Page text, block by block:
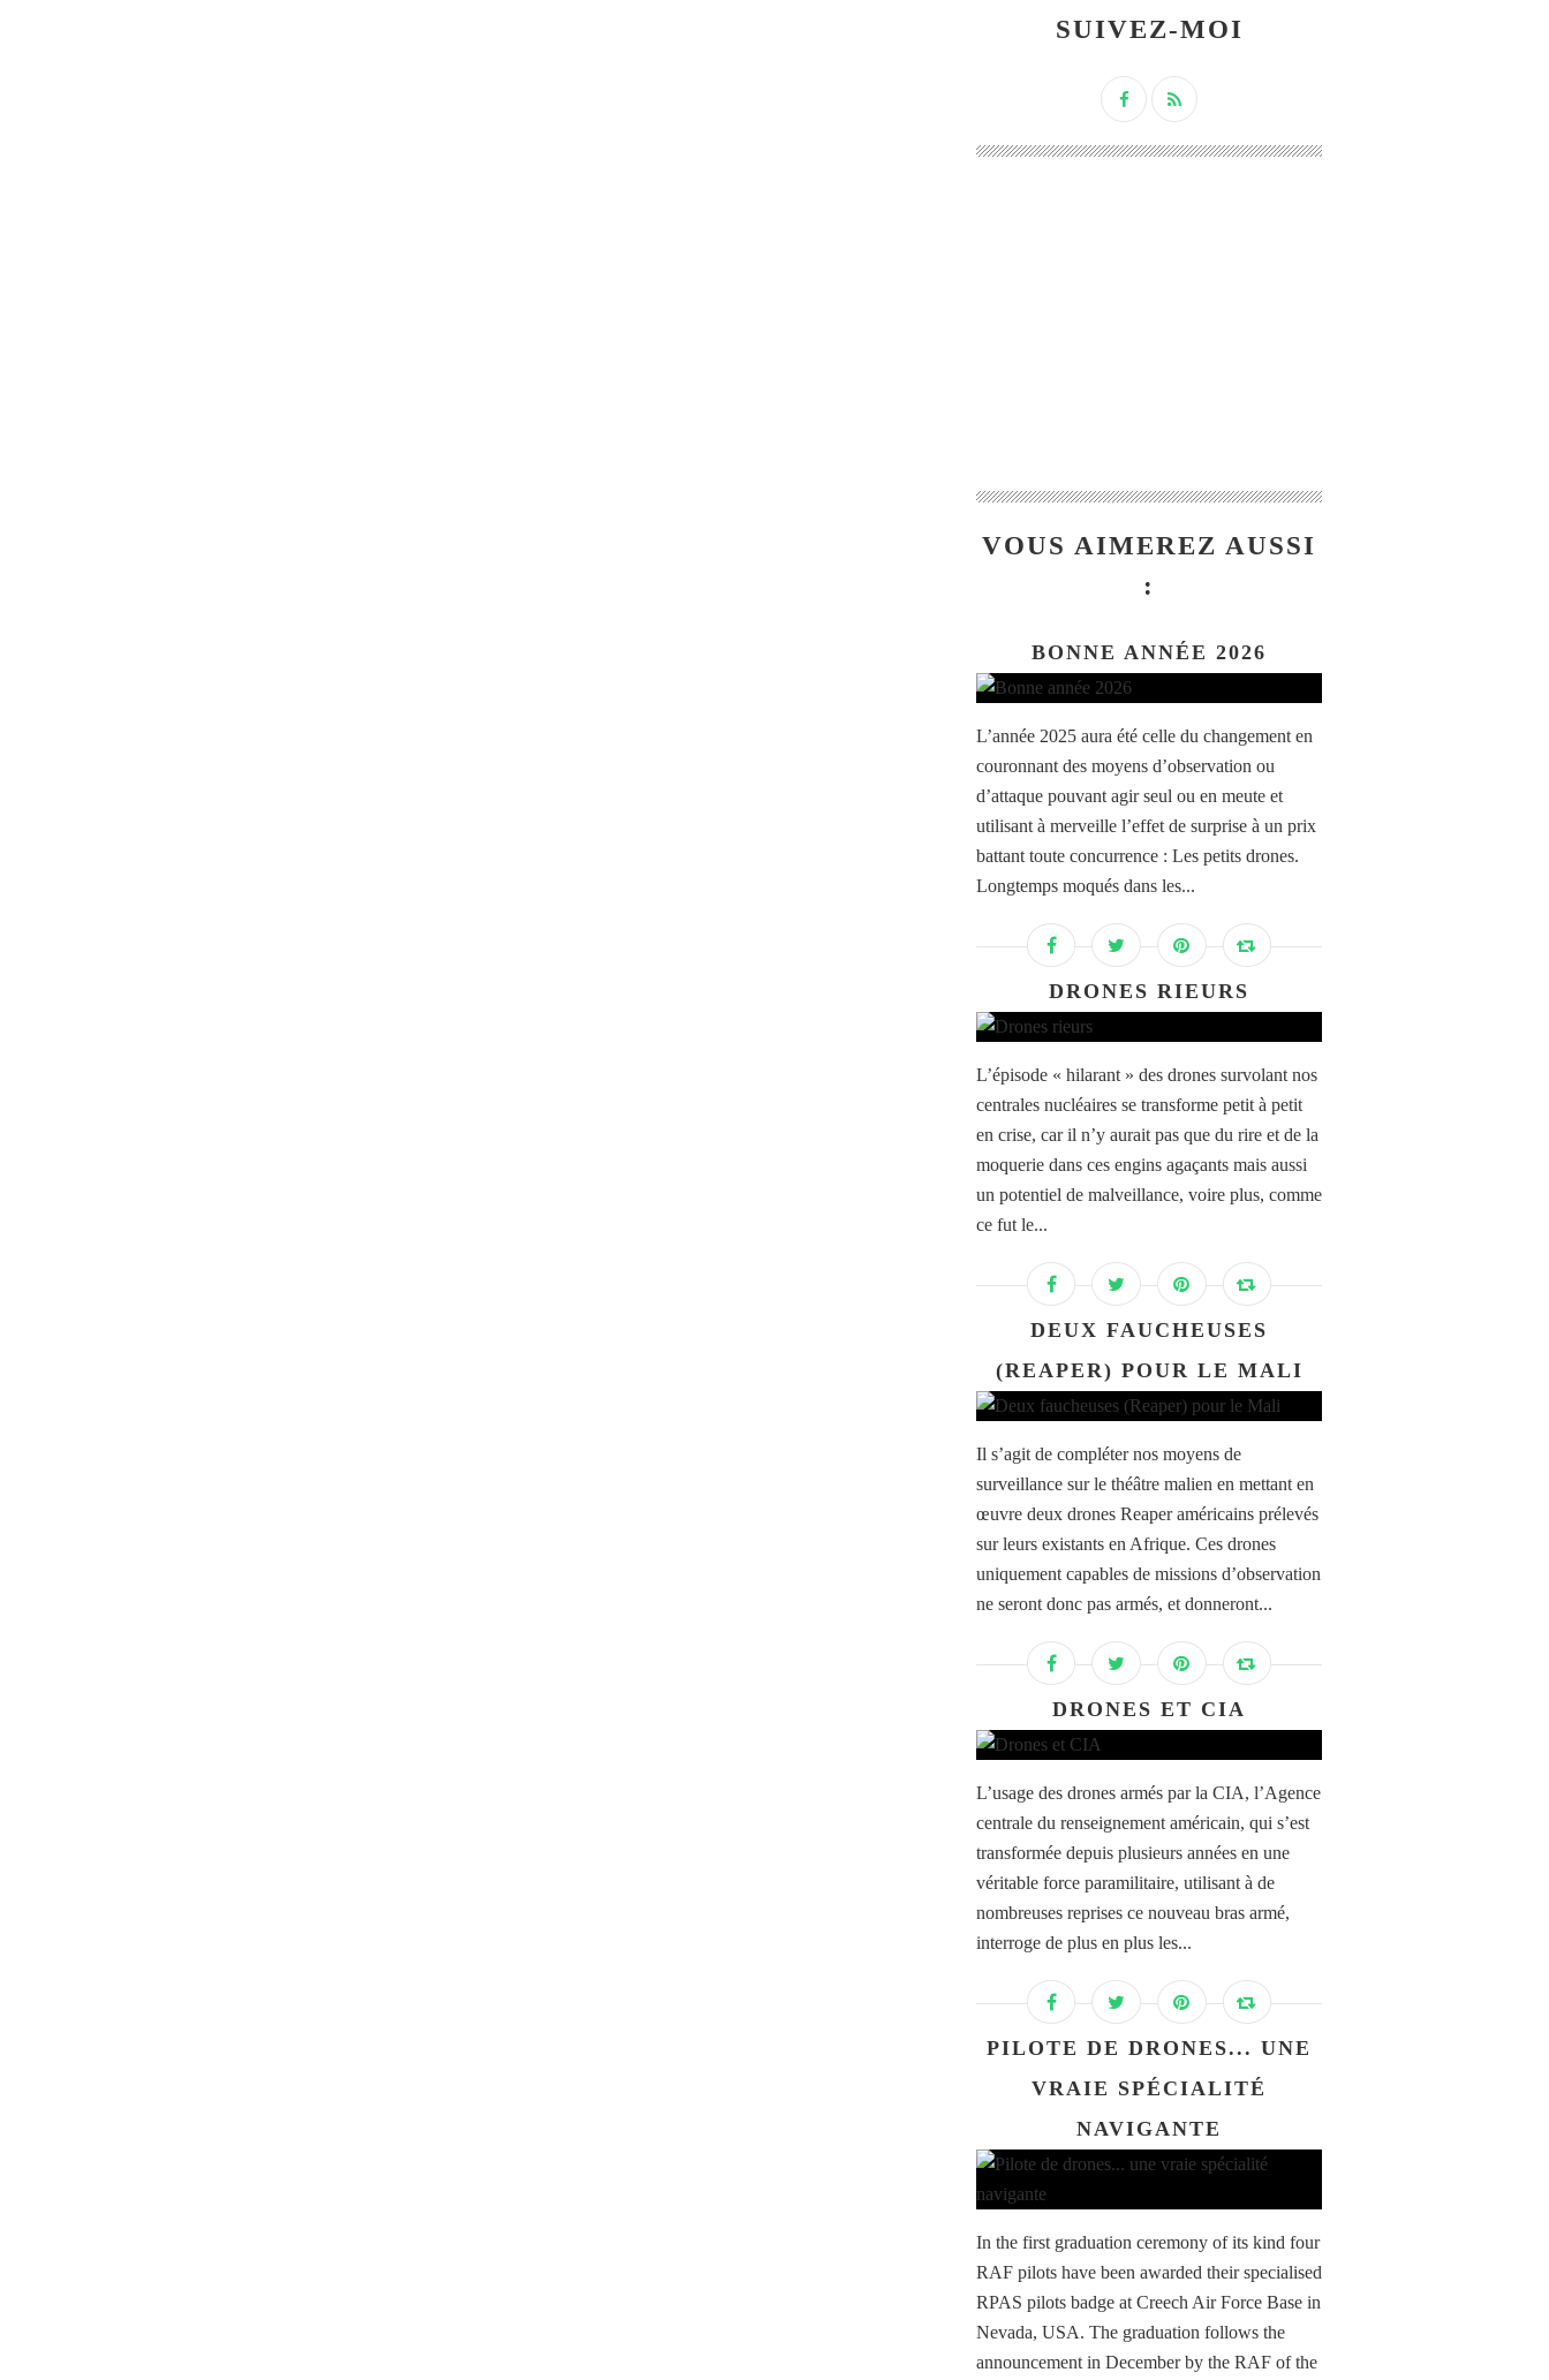
SUIVEZ-MOI
VOUS AIMEREZ AUSSI
:
BONNE ANNÉE 2026
L’année 2025 aura été celle du changement en
couronnant des moyens d’observation ou
d’attaque pouvant agir seul ou en meute et
utilisant à merveille l’effet de surprise à un prix
battant toute concurrence : Les petits drones.
Longtemps moqués dans les...
DRONES RIEURS
L’épisode « hilarant » des drones survolant nos
centrales nucléaires se transforme petit à petit
en crise, car il n’y aurait pas que du rire et de la
moquerie dans ces engins agaçants mais aussi
un potentiel de malveillance, voire plus, comme
ce fut le...
DEUX FAUCHEUSES
(REAPER) POUR LE MALI
Il s’agit de compléter nos moyens de
surveillance sur le théâtre malien en mettant en
œuvre deux drones Reaper américains prélevés
sur leurs existants en Afrique. Ces drones
uniquement capables de missions d’observation
ne seront donc pas armés, et donneront...
DRONES ET CIA
L’usage des drones armés par la CIA, l’Agence
centrale du renseignement américain, qui s’est
transformée depuis plusieurs années en une
véritable force paramilitaire, utilisant à de
nombreuses reprises ce nouveau bras armé,
interroge de plus en plus les...
PILOTE DE DRONES... UNE
VRAIE SPÉCIALITÉ
NAVIGANTE
In the first graduation ceremony of its kind four
RAF pilots have been awarded their specialised
RPAS pilots badge at Creech Air Force Base in
Nevada, USA. The graduation follows the
announcement in December by the RAF of the